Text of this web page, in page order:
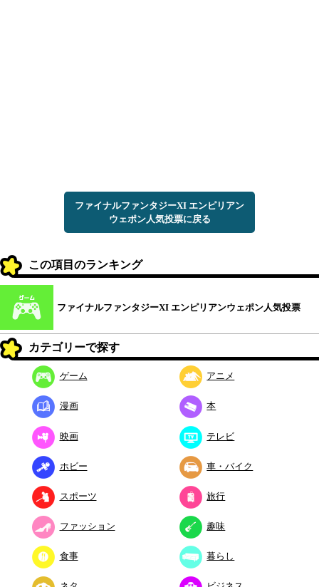
ファイナルファンタジーXI エンピリアン
ウェポン人気投票に戻る
この項目のランキング
ファイナルファンタジーXI エンピリアンウェポン人気投票
カテゴリーで探す
ゲーム アニメ
漫画 本
映画 テレビ
ホビー 車・バイク
スポーツ 旅行
ファッション 趣味
食事 暮らし